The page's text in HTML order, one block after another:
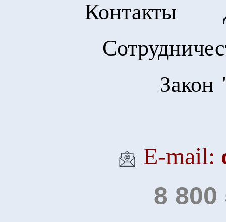
Контакты
Е-mail:
8 800